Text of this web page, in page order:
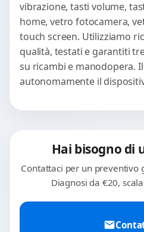
vibrazione, tasti volume,
home, vetro fotocamera,
touch screen. Utilizziamo
qualità, testati e garantiti
su ricambi e manodopera.
autonomamente il
Hai bisogno di
Contattaci per un preventivo
Diagnosi da €20,